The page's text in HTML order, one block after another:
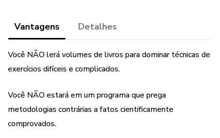
“Este produto não substitui o parecer profissional. Sempre
relativos à saúde.”
Vantagens Detalhes
Você NÃO lerá volumes de livros para dominar técnicas de
exercícios difíceis e complicados.
Você NÃO estará em um programa que prega
metodologias contrárias a fatos cientificamente
comprovados.